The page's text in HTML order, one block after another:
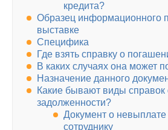
кредита?
Образец информационного
выставке
Специфика
Где взять справку о
В каких случаях она может
Назначение данного
Какие бывают виды справок
задолженности?
Документ о невыплате
сотруднику